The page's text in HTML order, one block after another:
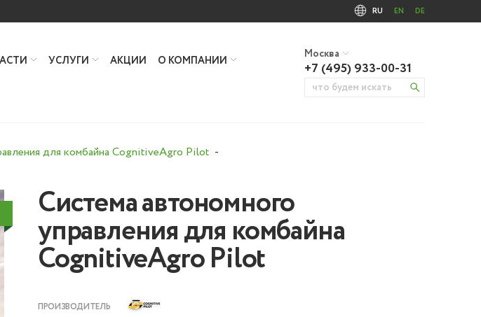
RU EN DE
УСЛУГИ АКЦИИ
О КОМПАНИИ
Москва
+7 (495) 933-00-31
для комбайна CognitiveAgro Pilot
Система автономного
управления для комбайна
CognitiveAgro Pilot
ПРОИЗВОДИТЕЛЬ